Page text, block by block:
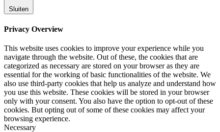
Sluiten
Privacy Overview
This website uses cookies to improve your experience while you
navigate through the website. Out of these, the cookies that are
categorized as necessary are stored on your browser as they are
essential for the working of basic functionalities of the website. We
also use third-party cookies that help us analyze and understand how
you use this website. These cookies will be stored in your browser
only with your consent. You also have the option to opt-out of these
cookies. But opting out of some of these cookies may affect your
browsing experience.
Necessary